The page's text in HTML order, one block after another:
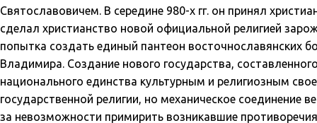
Святославовичем. В середине 980-х гг. он принял
сделал христианство новой официальной религией
попытка создать единый пантеон восточнославянских
Владимира. Создание нового государства,
национального единства культурным и религиозным
государственной религии, но механическое
за невозможности примирить возникавшие